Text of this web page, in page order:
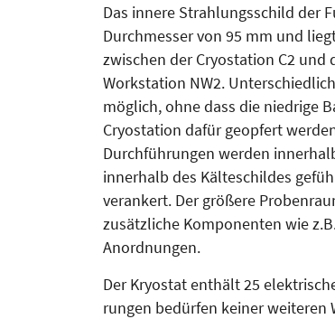
Das innere Strahlungsschild der
Durchmesser von 95 mm und
zwischen der Cryostation C2 und
Workstation NW2.
möglich, ohne dass die niedrige
Cryostation dafür geopfert
Durchführungen werden
innerhalb des Kälteschildes
verankert. Der größere
zusätzliche Komponenten wie
Anordnungen.
Der Kryostat enthält 25
rungen bedürfen keiner weiteren